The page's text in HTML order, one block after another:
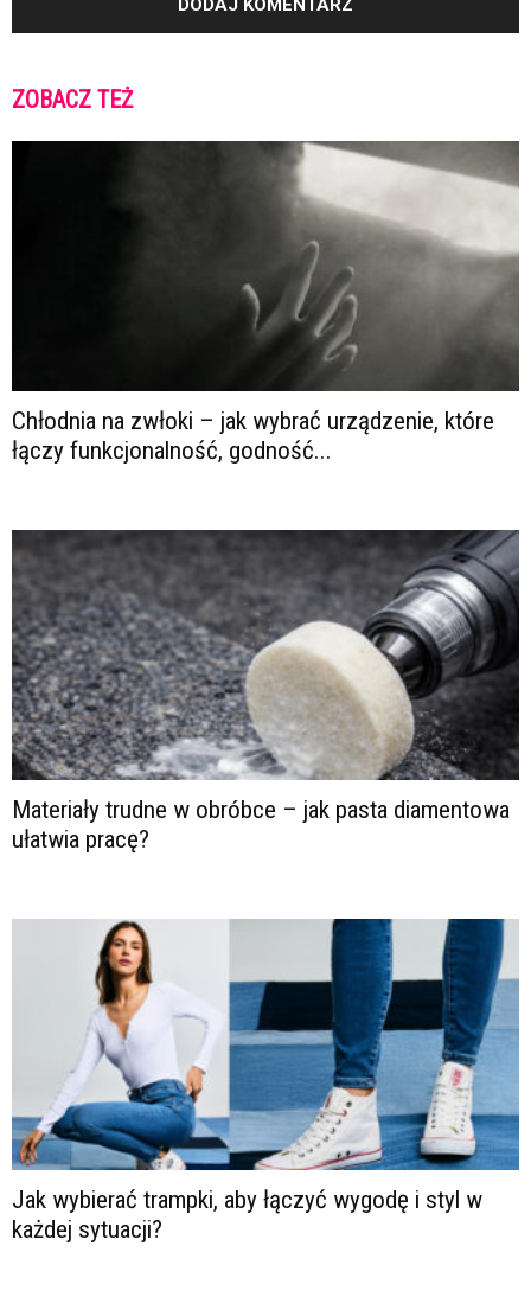
ZOBACZ TEŻ
Chłodnia na zwłoki – jak wybrać urządzenie, które
łączy funkcjonalność, godność...
Materiały trudne w obróbce – jak pasta diamentowa
ułatwia pracę?
Jak wybierać trampki, aby łączyć wygodę i styl w
każdej sytuacji?